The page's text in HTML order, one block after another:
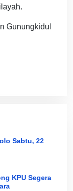
Gunungkidul
Sabtu, 22
KPU Segera